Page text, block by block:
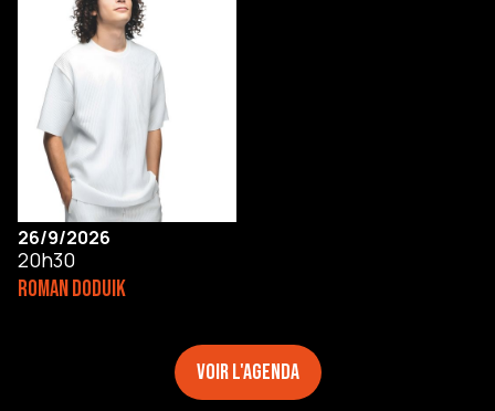
26/9/2026
20h30
ROMAN DODUIK
Voir l'agenda